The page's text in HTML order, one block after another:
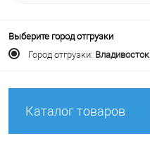
Выберите город отгрузки
Город отгрузки: Владивосток
Каталог товаров